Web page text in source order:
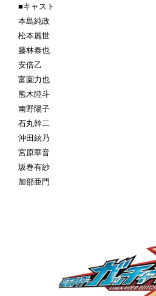
■キャスト
本島純政
松本麗世
藤林泰也
安倍乙
富園力也
熊木陸斗
南野陽子
石丸幹二
沖田絃乃
宮原華音
坂巻有紗
加部亜門